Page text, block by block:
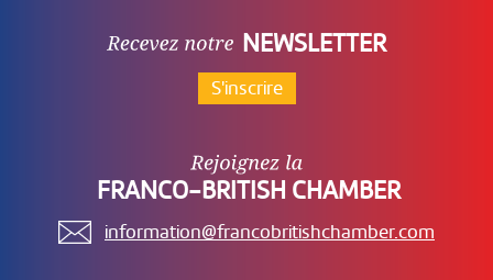
NEWSLETTER
S'inscrire
FRANCO-BRITISH CHAMBER
information@francobritishchamber.com